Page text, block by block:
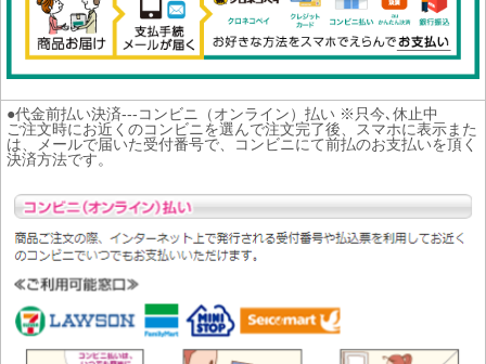
●代金前払い決済---コンビニ（オンライン）払い ※只今､休止中
ご注文時にお近くのコンビニを選んで注文完了後、スマホに表示また
は、メールで届いた受付番号で、コンビニにて前払のお支払いを頂く
決済方法です。